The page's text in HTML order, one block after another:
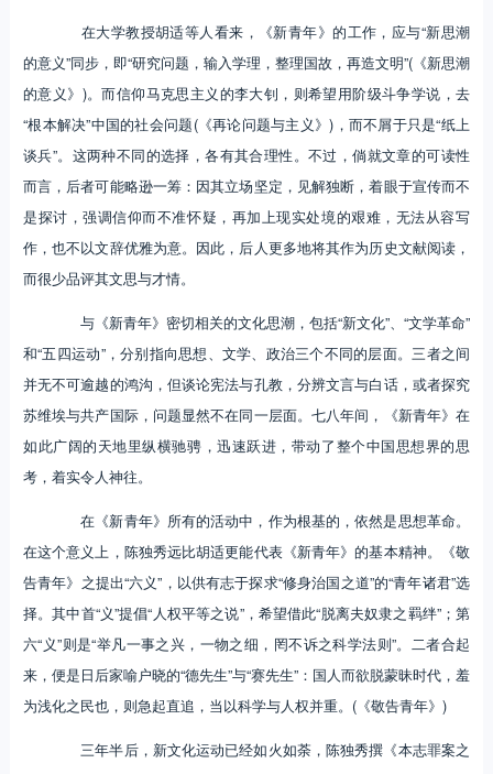
在大学教授胡适等人看来，《新青年》的工作，应与“新思潮
的意义”同步，即“研究问题，输入学理，整理国故，再造文明”(《新思潮
的意义》)。而信仰马克思主义的李大钊，则希望用阶级斗争学说，去
“根本解决”中国的社会问题(《再论问题与主义》)，而不屑于只是“纸上
谈兵”。这两种不同的选择，各有其合理性。不过，倘就文章的可读性
而言，后者可能略逊一筹：因其立场坚定，见解独断，着眼于宣传而不
是探讨，强调信仰而不准怀疑，再加上现实处境的艰难，无法从容写
作，也不以文辞优雅为意。因此，后人更多地将其作为历史文献阅读，
而很少品评其文思与才情。
与《新青年》密切相关的文化思潮，包括“新文化”、“文学革命”
和“五四运动”，分别指向思想、文学、政治三个不同的层面。三者之间
并无不可逾越的鸿沟，但谈论宪法与孔教，分辨文言与白话，或者探究
苏维埃与共产国际，问题显然不在同一层面。七八年间，《新青年》在
如此广阔的天地里纵横驰骋，迅速跃进，带动了整个中国思想界的思
考，着实令人神往。
在《新青年》所有的活动中，作为根基的，依然是思想革命。
在这个意义上，陈独秀远比胡适更能代表《新青年》的基本精神。《敬
告青年》之提出“六义”，以供有志于探求“修身治国之道”的“青年诸君”选
择。其中首“义”提倡“人权平等之说”，希望借此“脱离夫奴隶之羁绊”；第
六“义”则是“举凡一事之兴，一物之细，罔不诉之科学法则”。二者合起
来，便是日后家喻户晓的“德先生”与“赛先生”：国人而欲脱蒙昧时代，羞
为浅化之民也，则急起直追，当以科学与人权并重。(《敬告青年》)
三年半后，新文化运动已经如火如荼，陈独秀撰《本志罪案之